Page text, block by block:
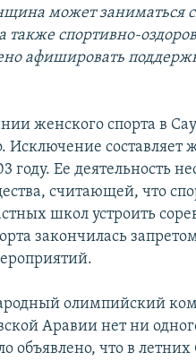
может заниматься
спортивно-
афишировать
женского спорта в
Исключение составляет
году. Ее деятельность
считающей, что
школ устроить
закончилась
олимпийский
Аравии нет ни
объявлено, что в